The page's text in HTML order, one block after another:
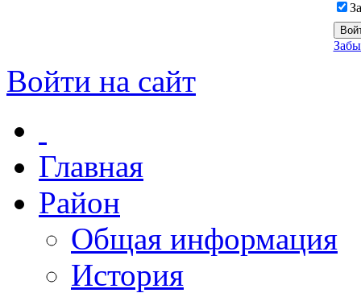
Войти на сайт
Главная
Район
Общая информация
История